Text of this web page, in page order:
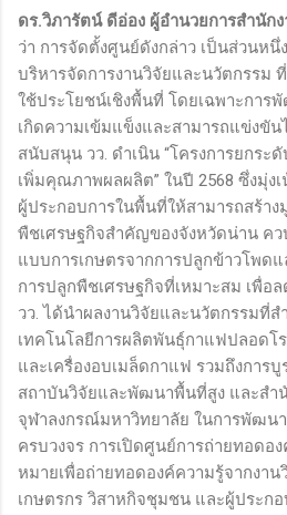
ดร.วิภารัตน์ ดีอ่อง ผู้อำนวยการสำนัก
ว่า การจัดตั้งศูนย์ดังกล่าว เป็นส่วนหนึ่
บริหารจัดการงานวิจัยและนวัตกรรม
ใช้ประโยชน์เชิงพื้นที่ โดยเฉพาะการ
เกิดความเข้มแข็งและสามารถแข่งขั
สนับสนุน วว. ดำเนิน “โครงการยกระ
เพิ่มคุณภาพผลผลิต” ในปี 2568 ซึ่งมุ่ง
ผู้ประกอบการในพื้นที่ให้สามารถสร้า
พืชเศรษฐกิจสำคัญของจังหวัดน่าน ค
แบบการเกษตรจากการปลูกข้าวโพด
การปลูกพืชเศรษฐกิจที่เหมาะสม เพื่อ
วว. ได้นำผลงานวิจัยและนวัตกรรมที่
เทคโนโลยีการผลิตพันธุ์กาแฟปลอดโ
และเครื่องอบเมล็ดกาแฟ รวมถึงการ
สถาบันวิจัยและพัฒนาพื้นที่สูง และสำ
จุฬาลงกรณ์มหาวิทยาลัย ในการพัฒน
ครบวงจร การเปิดศูนย์การถ่ายทอดอ
หมายเพื่อถ่ายทอดองค์ความรู้จากงา
เกษตรกร วิสาหกิจชุมชน และผู้ประก